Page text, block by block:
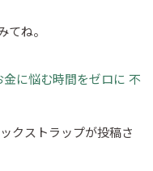
ね。
金に悩む時間をゼロに 不
クストラップが投稿さ